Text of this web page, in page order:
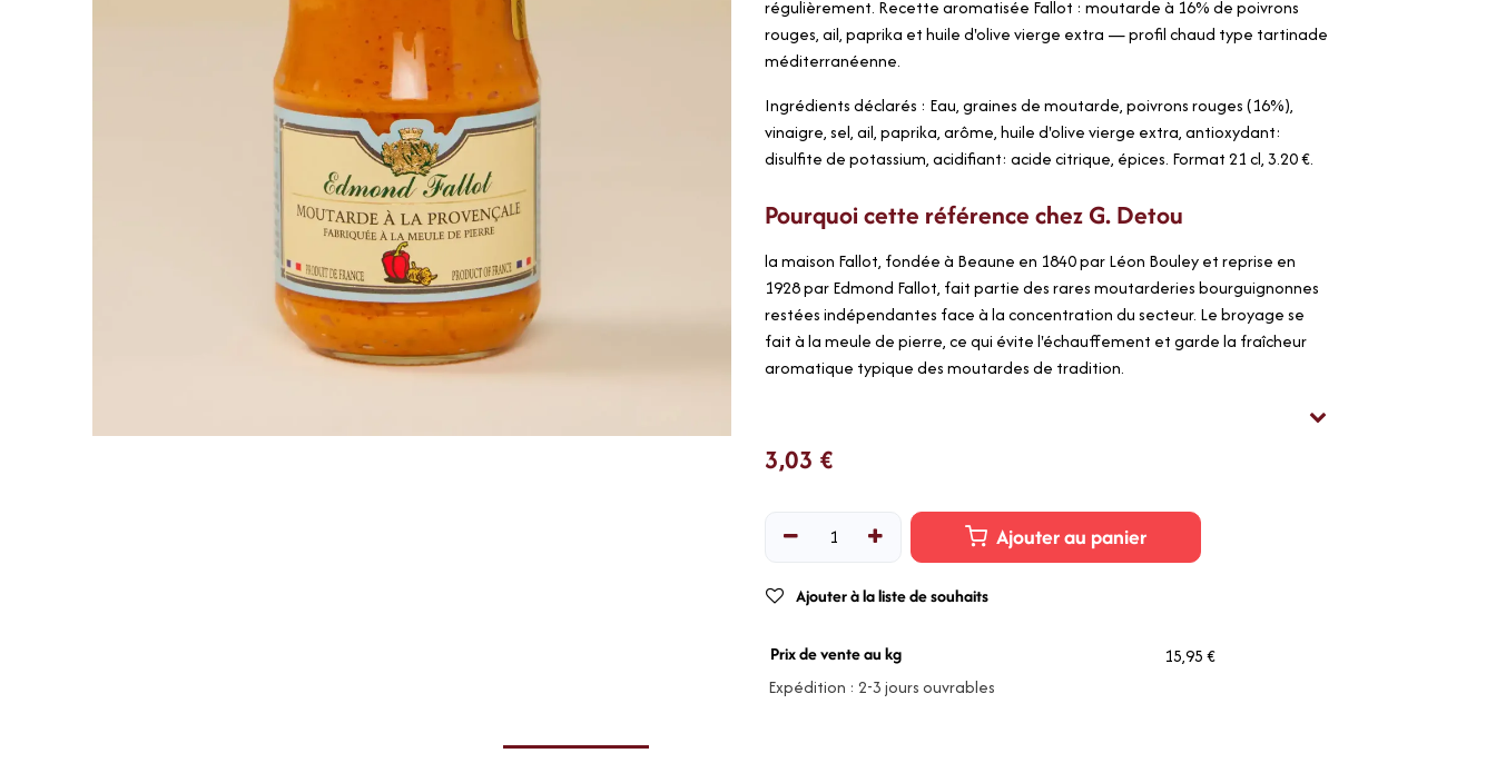
régulièrement. Recette aromatisée Fallot : moutarde à 16% de poivrons
rouges, ail, paprika et huile d'olive vierge extra — profil chaud type tartinade
méditerranéenne.
Ingrédients déclarés : Eau, graines de moutarde, poivrons rouges (16%),
vinaigre, sel, ail, paprika, arôme, huile d'olive vierge extra, antioxydant:
disulfite de potassium, acidifiant: acide citrique, épices. Format 21 cl, 3.20 €.
Pourquoi cette référence chez G. Detou
la maison Fallot, fondée à Beaune en 1840 par Léon Bouley et reprise en
1928 par Edmond Fallot, fait partie des rares moutarderies bourguignonnes
restées indépendantes face à la concentration du secteur. Le broyage se
fait à la meule de pierre, ce qui évite l'échauffement et garde la fraîcheur
aromatique typique des moutardes de tradition.
3,03 €
Ajouter au panier
Ajouter à la liste de souhaits
Prix de vente au kg
15,95 €
Expédition : 2-3 jours ouvrables